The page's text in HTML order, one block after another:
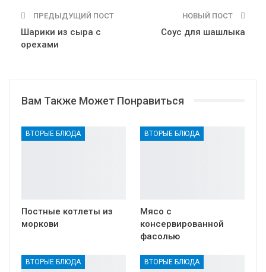
ПРЕДЫДУЩИЙ ПОСТ
Шарики из сыра с
орехами
НОВЫЙ ПОСТ
Соус для шашлыка
Вам Также Может Понравиться
ВТОРЫЕ БЛЮДА
Постные котлеты из
моркови
ВТОРЫЕ БЛЮДА
Мясо с
консервированной
фасолью
ВТОРЫЕ БЛЮДА ВТОРЫЕ БЛЮДА